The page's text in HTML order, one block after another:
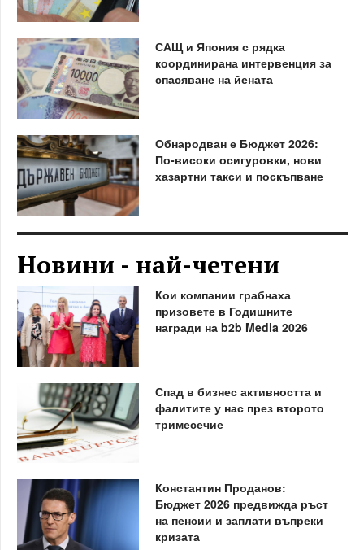
САЩ и Япония с рядка
координирана интервенция за
спасяване на йената
Обнародван е Бюджет 2026:
По-високи осигуровки, нови
хазартни такси и поскъпване
Новини - най-четени
Кои компании грабнаха
призовете в Годишните
награди на b2b Media 2026
Спад в бизнес активността и
фалитите у нас през второто
тримесечие
Константин Проданов:
Бюджет 2026 предвижда ръст
на пенсии и заплати въпреки
кризата